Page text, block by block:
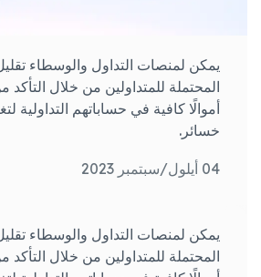
04 أيلول/سبتمبر 2023
يمكن لمنصات التداول والوسطاء
المحتملة للمتداولين من خلال التأكد
أموالًا كافية في حساباتهم التداولية
خسائر.
يمكن لمنصات التداول والوسطاء
المحتملة للمتداولين من خلال التأكد